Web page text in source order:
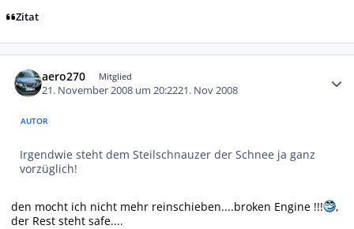
Zitat
aero270 Mitglied
21. November 2008 um 20:2221. Nov 2008
AUTOR
Irgendwie steht dem Steilschnauzer der Schnee ja ganz
vorzüglich!
den mocht ich nicht mehr reinschieben....broken Engine !!!
,
der Rest steht safe....